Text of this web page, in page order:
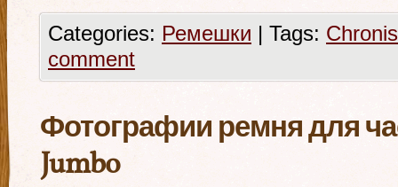
Categories: Ремешки | Tags:
comment
Фотографии ремня для
Jumbo